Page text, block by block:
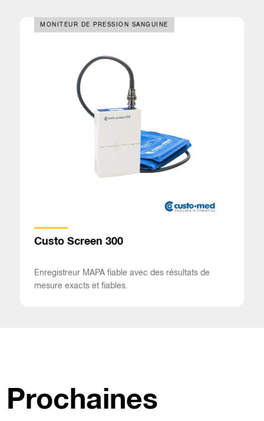
MONITEUR DE PRESSION SANGUINE
Custo Screen 300
Enregistreur MAPA fiable avec des résultats de
mesure exacts et fiables.
Prochaines